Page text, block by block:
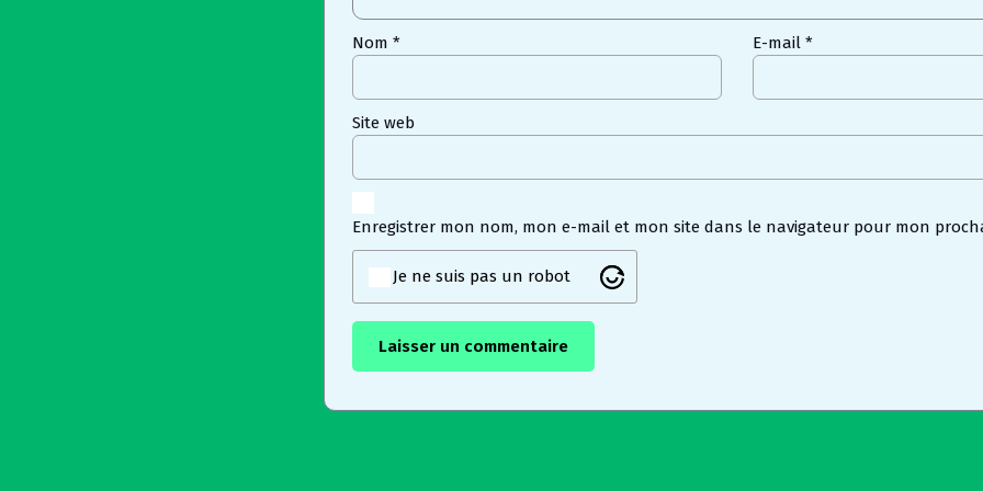
Nom* E-mail*
Site web
Enregistrer mon nom, mon e-mail et mon site dans le navigateur pour mon
Je ne suis pas un robot